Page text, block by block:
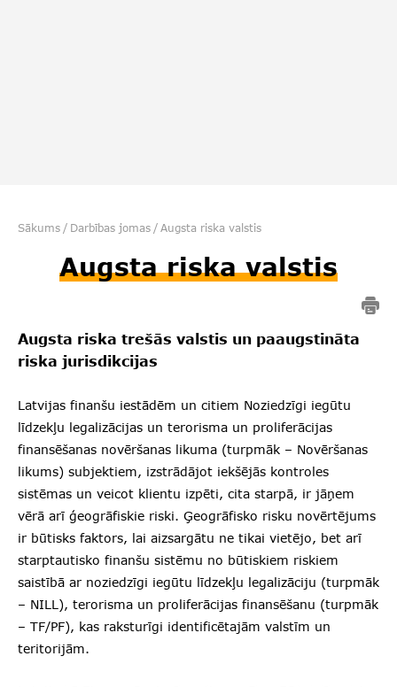
Sākums / Darbības jomas / Augsta riska valstis
Augsta riska valstis
Augsta riska trešās valstis un paaugstināta
riska jurisdikcijas
Latvijas finanšu iestādēm un citiem Noziedzīgi iegūtu
līdzekļu legalizācijas un terorisma un proliferācijas
finansēšanas novēršanas likuma (turpmāk – Novēršanas
likums) subjektiem, izstrādājot iekšējās kontroles
sistēmas un veicot klientu izpēti, cita starpā, ir jāņem
vērā arī ģeogrāfiskie riski. Ģeogrāfisko risku novērtējums
ir būtisks faktors, lai aizsargātu ne tikai vietējo, bet arī
starptautisko finanšu sistēmu no būtiskiem riskiem
saistībā ar noziedzīgi iegūtu līdzekļu legalizāciju (turpmāk
– NILL), terorisma un proliferācijas finansēšanu (turpmāk
– TF/PF), kas raksturīgi identificētajām valstīm un
teritorijām.